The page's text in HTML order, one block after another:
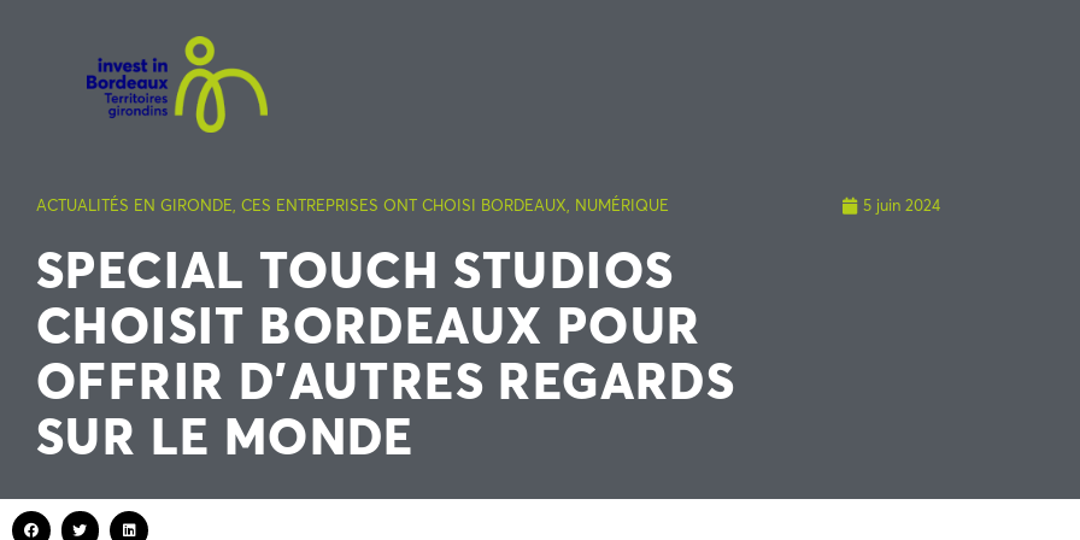
ACTUALITÉS EN GIRONDE, CES ENTREPRISES ONT CHOISI BORDEAUX, NUMÉRIQUE
SPECIAL TOUCH STUDIOS
CHOISIT BORDEAUX POUR
OFFRIR D’AUTRES REGARDS
SUR LE MONDE
5 juin 2024